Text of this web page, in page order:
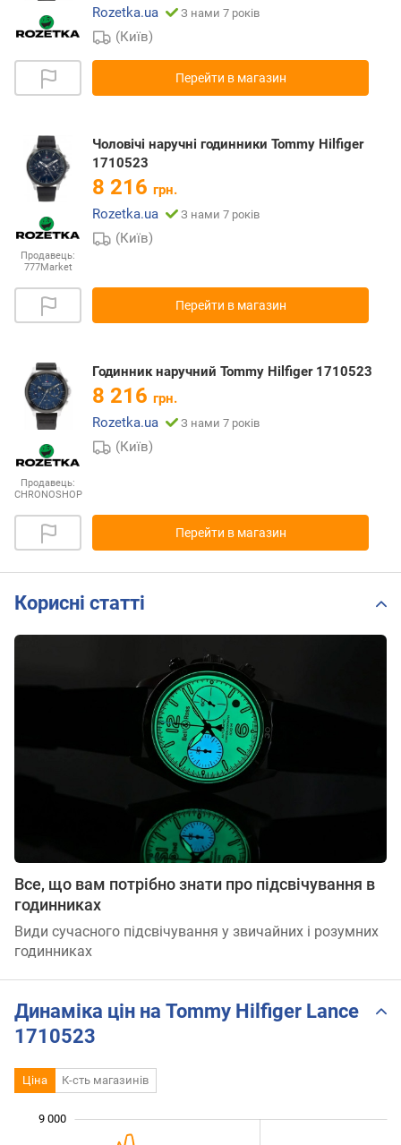
Rozetka.ua
З нами 7 років
(Київ)
Перейти в магазин
Продавець:
777Market
Чоловічі наручні годинники Tommy Hilfiger
1710523
8 216 грн.
Rozetka.ua
З нами 7 років
(Київ)
Перейти в магазин
Продавець:
CHRONOSHOP
Годинник наручний Tommy Hilfiger 1710523
8 216 грн.
Rozetka.ua
З нами 7 років
(Київ)
Перейти в магазин
Корисні статті
Все, що вам потрібно знати про підсвічування в
годинниках
Види сучасного підсвічування у звичайних і розумних
годинниках
Динаміка цін на Tommy Hilfiger Lance
1710523
Ціна К-сть магазинів
9 000